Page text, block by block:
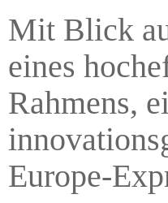
Mit Blick
eines
Rahmens,
Europe-